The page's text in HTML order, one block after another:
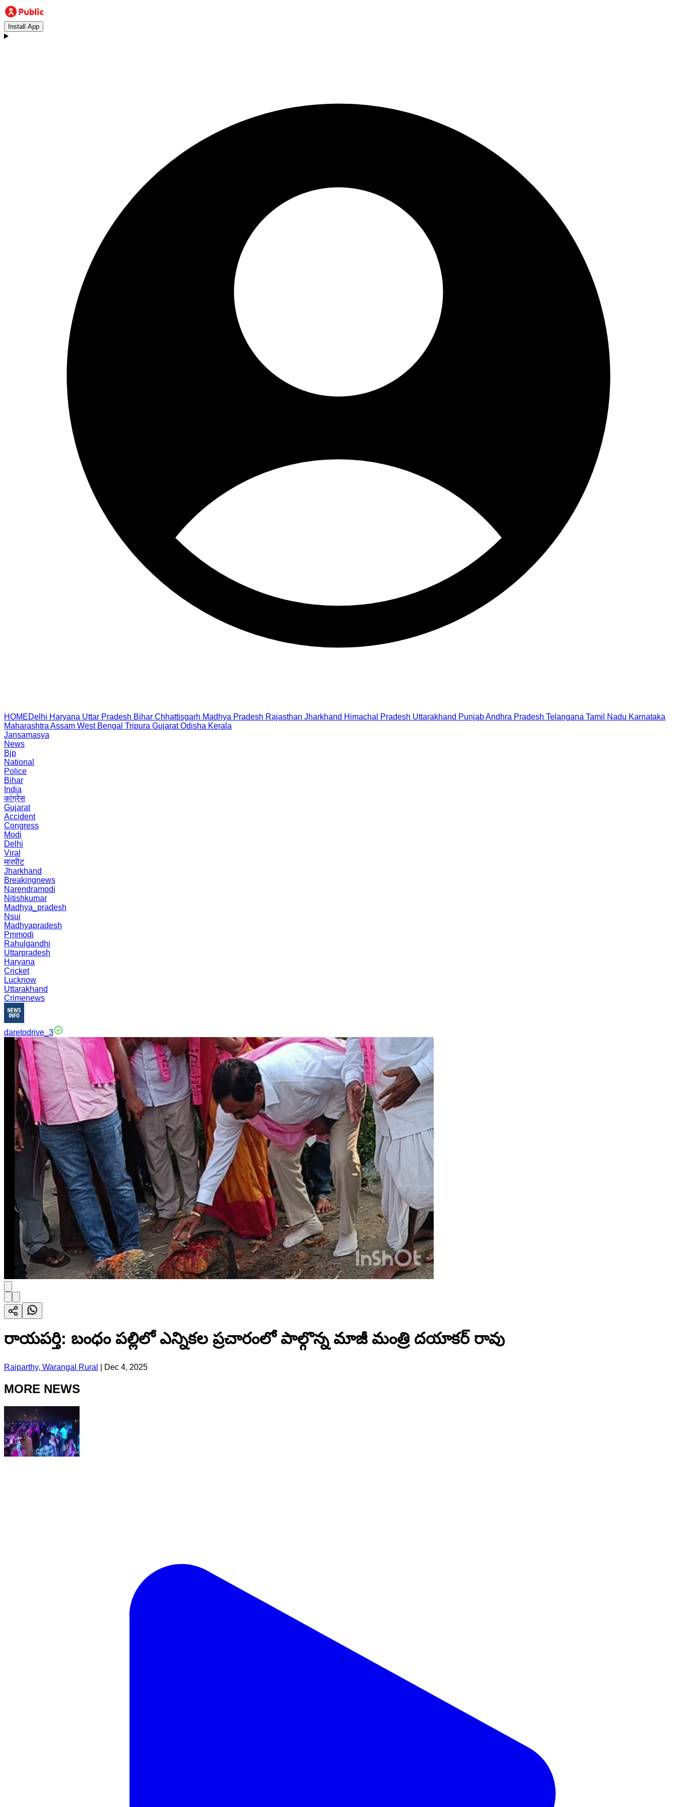
Install App
HOMEDelhi Haryana Uttar Pradesh Bihar Chhattisgarh Madhya Pradesh Rajasthan Jharkhand Himachal Pradesh Uttarakhand PunjabAndhra Pradesh Telangana Tamil Nadu Karnataka
Maharashtra Assam West Bengal Tripura Gujarat Odisha Kerala
Jansamasya
News
Bjp
National
Police
Bihar
India
कांग्रेस
Gujarat
Accident
Congress
Modi
Delhi
Viral
मारपीट
Jharkhand
Breakingnews
Narendramodi
Nitishkumar
Madhya_pradesh
Nsui
Madhyapradesh
Pmmodi
Rahulgandhi
Uttarpradesh
Haryana
Cricket
Lucknow
Uttarakhand
Crimenews
daretodrive_3
రాయపర్తి: బంధం పల్లిలో ఎన్నికల ప్రచారంలో పాల్గొన్న మాజీ మంత్రి దయాకర్ రావు
Raiparthy, Warangal Rural Dec 4, 2025
MORE NEWS